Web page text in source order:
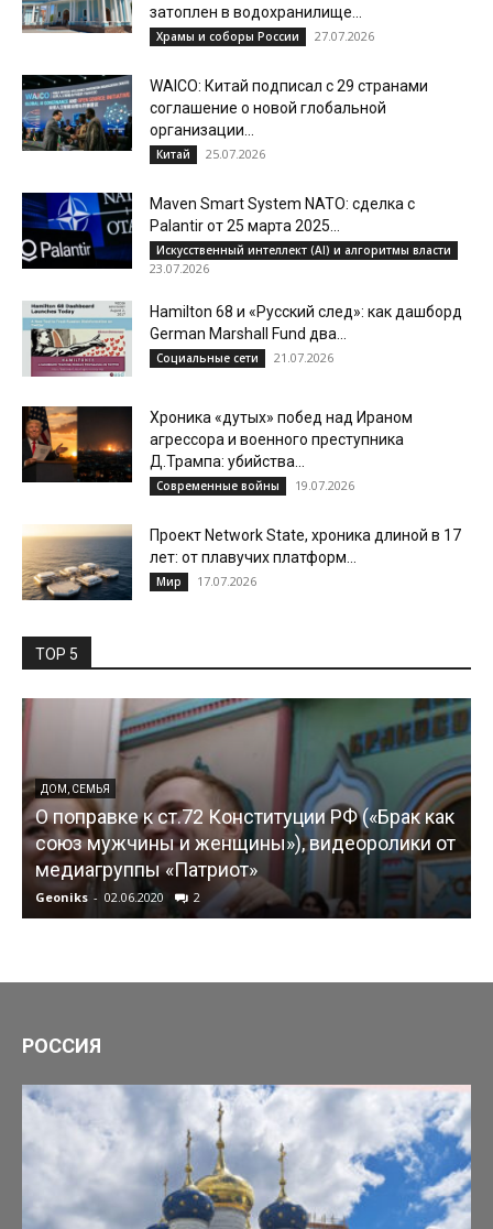
затоплен в водохранилище...
Храмы и соборы России 27.07.2026
WAICO: Китай подписал с 29 странами
соглашение о новой глобальной
организации...
Китай 25.07.2026
Maven Smart System NATO: сделка с
Palantir от 25 марта 2025...
Искусственный интеллект (AI) и алгоритмы власти
23.07.2026
Hamilton 68 и «Русский след»: как дашборд
German Marshall Fund два...
Социальные сети 21.07.2026
Хроника «дутых» побед над Ираном
агрессора и военного преступника
Д.Трампа: убийства...
Современные войны 19.07.2026
Проект Network State, хроника длиной в 17
лет: от плавучих платформ...
Мир 17.07.2026
TOP 5
ДОМ, СЕМЬЯ
О поправке к ст.72 Конституции РФ («Брак как
союз мужчины и женщины»), видеоролики от
медиагруппы «Патриот»
Geoniks - 02.06.2020 2
РОССИЯ